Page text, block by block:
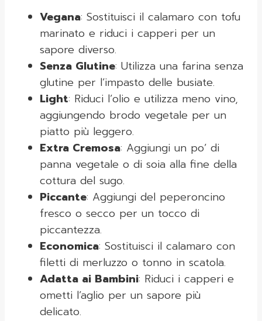
Vegana: Sostituisci il calamaro con tofu
marinato e riduci i capperi per un
sapore diverso.
Senza Glutine: Utilizza una farina senza
glutine per l’impasto delle busiate.
Light: Riduci l’olio e utilizza meno vino,
aggiungendo brodo vegetale per un
piatto più leggero.
Extra Cremosa: Aggiungi un po’ di
panna vegetale o di soia alla fine della
cottura del sugo.
Piccante: Aggiungi del peperoncino
fresco o secco per un tocco di
piccantezza.
Economica: Sostituisci il calamaro con
filetti di merluzzo o tonno in scatola.
Adatta ai Bambini: Riduci i capperi e
ometti l’aglio per un sapore più
delicato.